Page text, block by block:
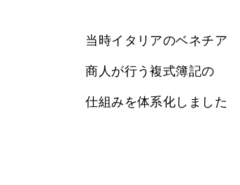
当時イタリアのベネチア
商人が行う複式簿記の
仕組みを体系化しました